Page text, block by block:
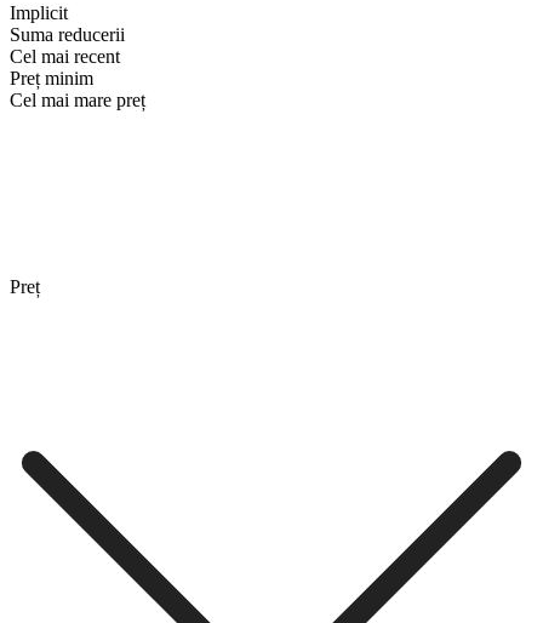
Implicit
Suma reducerii
Cel mai recent
Preț minim
Cel mai mare preț
Preț